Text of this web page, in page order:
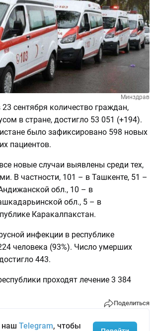
Минздрав
сентября количество граждан,
в стране, достигло 53 051 (+194).
было зафиксировано 598 новых
пациентов.
новые случаи выявлены среди тех,
В частности, 101 – в Ташкенте, 51 –
обл., 10 – в
обл., 5 – в
Каракалпакстан.
инфекции в республике
человека (93%). Число умерших
443.
проходят лечение 3 384
Поделиться
наш Telegram, чтобы